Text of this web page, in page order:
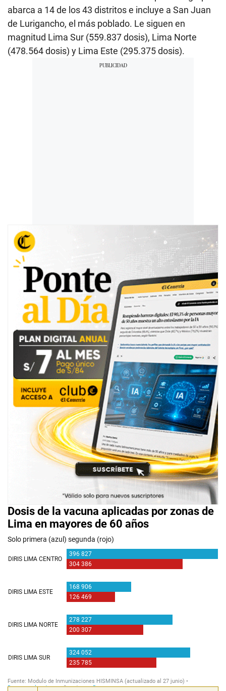
abarca a 14 de los 43 distritos e incluye a San Juan
de Lurigancho, el más poblado. Le siguen en
magnitud Lima Sur (559.837 dosis), Lima Norte
(478.564 dosis) y Lima Este (295.375 dosis).